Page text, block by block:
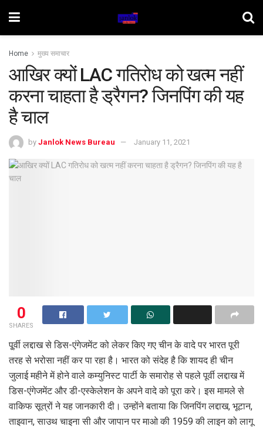
Home मुख्य समाचार
आखिर क्यों LAC गतिरोध को खत्म नहीं
करना चाहता है ड्रैगन? जिनपिंग की यह
है चाल
by Janlok News Bureau January 11, 2021
0
SHARES
पू्र्वी लद्दाख से डिस-एंगेजमेंट को लेकर किए गए चीन के वादे पर भारत पूरी
तरह से भरोसा नहीं कर पा रहा है। भारत को संदेह है कि शायद ही चीन
जुलाई महीने में होने वाले कम्युनिस्ट पार्टी के समारोह से पहले पूर्वी लद्दाख में
डिस-एंगेजमेंट और डी-एस्केलेशन के अपने वादे को पूरा करे। इस मामले से
वाकिफ सूत्रों ने यह जानकारी दी। उन्होंने बताया कि जिनपिंग लद्दाख, भूटान,
ताइवान, साउथ चाइना सी और जापान पर माओ की 1959 की लाइन को लागू